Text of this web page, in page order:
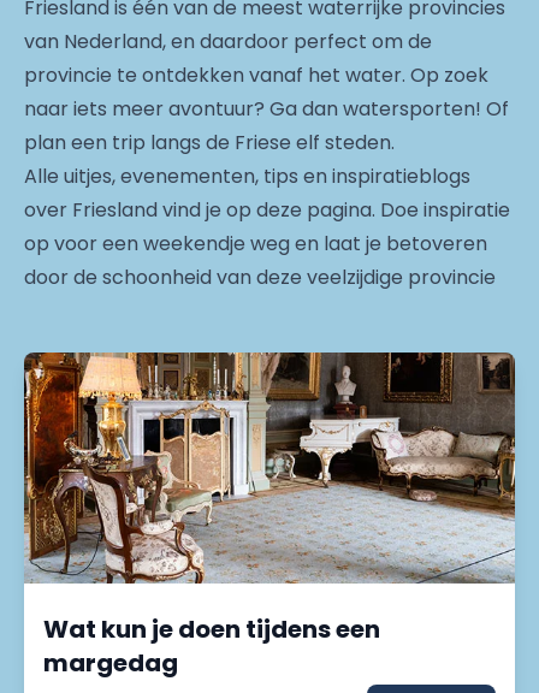
Friesland is één van de meest waterrijke provincies
van Nederland, en daardoor perfect om de
provincie te ontdekken vanaf het water. Op zoek
naar iets meer avontuur? Ga dan watersporten! Of
plan een trip langs de Friese elf steden.
Alle uitjes, evenementen, tips en inspiratieblogs
over Friesland vind je op deze pagina. Doe inspiratie
op voor een weekendje weg en laat je betoveren
door de schoonheid van deze veelzijdige provincie
Wat kun je doen tijdens een
margedag